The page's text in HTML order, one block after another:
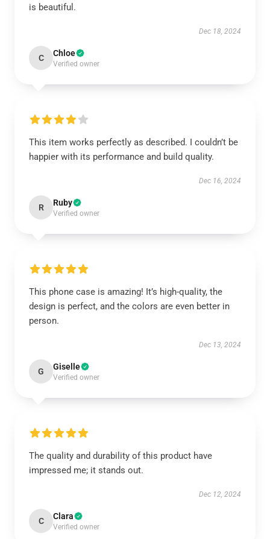
is beautiful.
Dec 18, 2024
C Chloe
Verified owner
This item works perfectly as described. I couldn’t be
happier with its performance and build quality.
Dec 16, 2024
R Ruby
Verified owner
This phone case is amazing! It’s high-quality, the
design is perfect, and the colors are even better in
person.
Dec 13, 2024
G Giselle
Verified owner
The quality and durability of this product have
impressed me; it stands out.
Dec 12, 2024
C Clara
Verified owner